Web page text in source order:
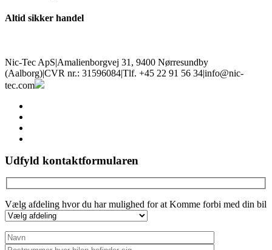
Altid sikker handel
Nic-Tec ApS|Amalienborgvej 31, 9400 Nørresundby
(Aalborg)|CVR nr.: 31596084|Tlf. +45 22 91 56 34|info@nic-
tec.com
Udfyld kontaktformularen
Vælg afdeling hvor du har mulighed for at Komme forbi med din bil